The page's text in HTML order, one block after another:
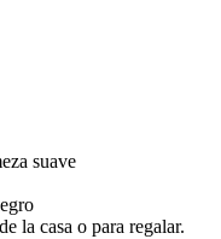
suave
la casa o para regalar.